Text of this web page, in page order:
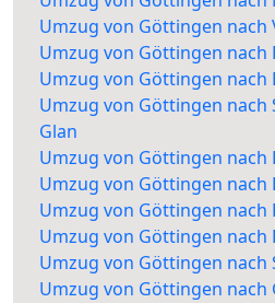
Umzug von Göttingen nach
Umzug von Göttingen nach
Umzug von Göttingen nach
Umzug von Göttingen nach
Glan
Umzug von Göttingen nach
Umzug von Göttingen nach
Umzug von Göttingen nach
Umzug von Göttingen nach
Umzug von Göttingen nach
Umzug von Göttingen